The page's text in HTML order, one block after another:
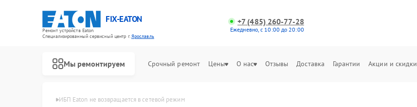
FIX-EATON
Ремонт устройств Eaton
Специализированный cервисный центр г.Ярославль
+7 (485) 260-77-28
Ежедневно, с 10:00 до 20:00
Мы ремонтируем Срочный ремонт Цены О нас Отзывы Доставка Гарантии Акции и скидки
ИБП Eaton не возвращается в сетевой режим